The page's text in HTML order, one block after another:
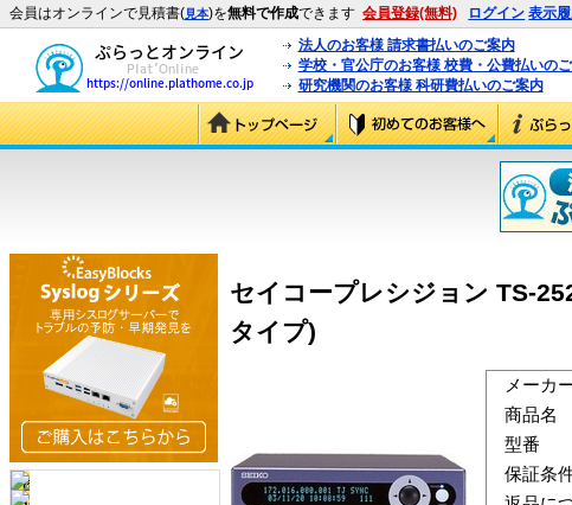
会員はオンラインで見積書(見本)を無料で作成できます 会員登録(無料) ログイン 表示
法人のお客様 請求書払いのご案内
学校・官公庁のお客様 校費・公費払いの
研究機関のお客様 科研費払いのご案内
セイコープレシジョン TS-
タイプ)
メーカ
商品名
型番
保証条